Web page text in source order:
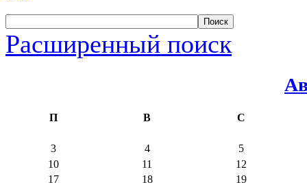
Расширенный поиск
П В С
3 4
5
10
11
12
17
18
19